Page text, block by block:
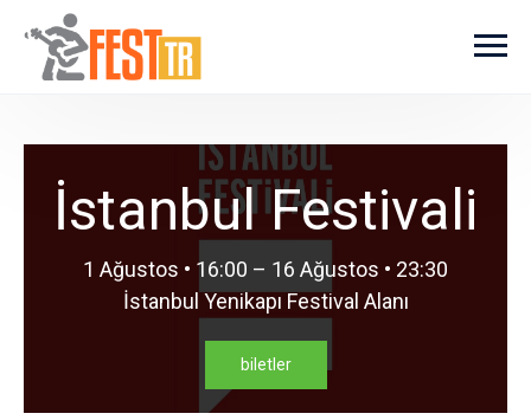
Ana içeriğe atla
İstanbul Festivali
1 Ağustos • 16:00 – 16 Ağustos • 23:30
İstanbul Yenikapı Festival Alanı
biletler